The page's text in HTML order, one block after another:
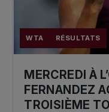
WTA RÉSULTATS
MERCREDI À
FERNANDEZ
TROISIÈME